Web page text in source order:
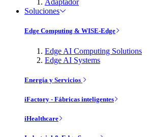
Adaptador
Soluciones
Edge Computing & WISE-Edge
Edge AI Computing Solutions
Edge AI Systems
Energía y Servicios
iFactory - Fábricas inteligentes
iHealthcare